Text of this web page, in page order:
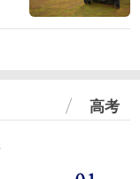
高考